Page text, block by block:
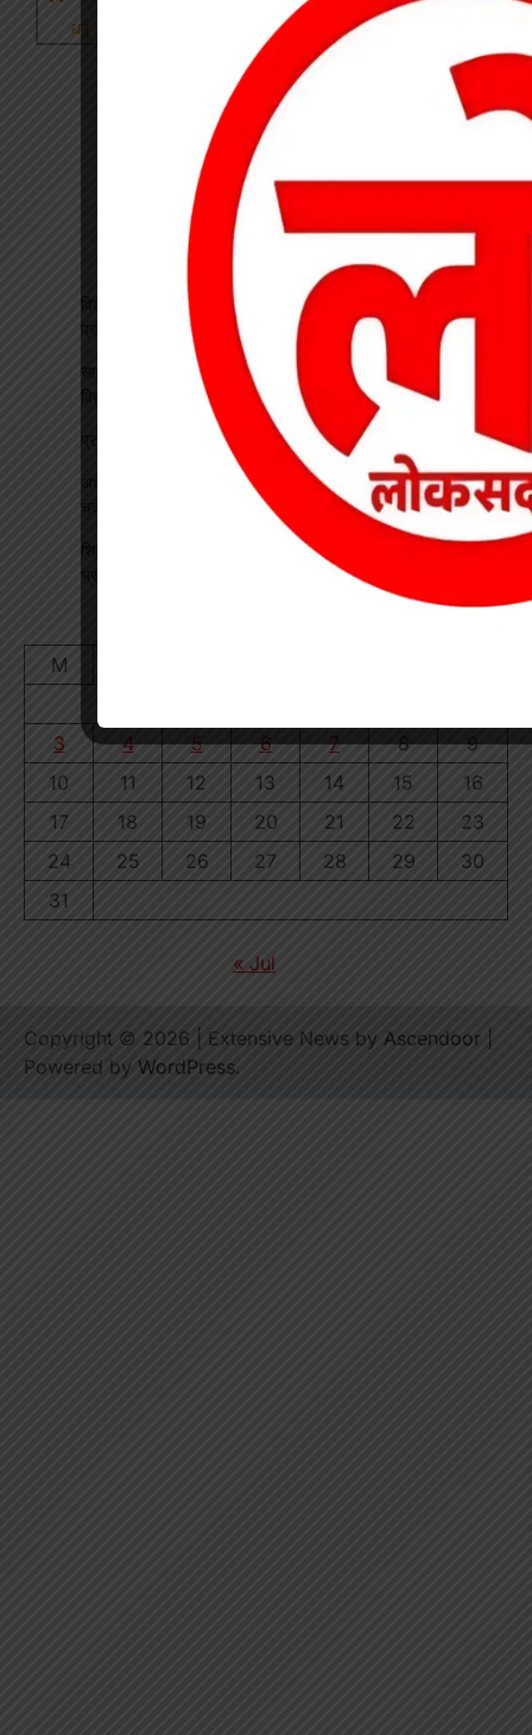
विकसित भारत रोजगार मिशन पर खारंग में एकदिवसीय प्रशिक्षण, जनपद
प्रतिनिधियों ने सीखी योजनाओं के प्रभावी क्रियान्वयन की बारीकियां
साइबर सुरक्षा एवं छात्र कानून जागरूकता कार्यक्रम आयोजित, प्रतिभावान
विद्यार्थियों का हुआ सम्मान
प्रधान पाठक पर हमला, स्कूल का चपरासी गिरफ्तार
अधीक्षिका को हटाने की मांग पर छात्राओं का फूटा गुस्सा, NH-130 पर
शिक्षक बने कलेक्टर: कक्षा में पढ़ाया भौतिकी, 100% रिजल्ट पर इसरो
M
3
4 5 6 7 8
9
10
11 12 13 14 15
16
17
18 19 20 21 22
23
24
25 26 27 28 29
30
31
« Jul
Copyright © 2026 | Extensive News by Ascendoor
Powered by WordPress.